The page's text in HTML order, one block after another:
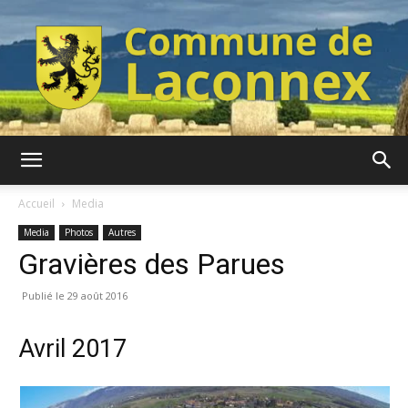
Laconnex
Accueil Media
Media Photos Autres
Gravières des Parues
29 août 2016
Avril 2017